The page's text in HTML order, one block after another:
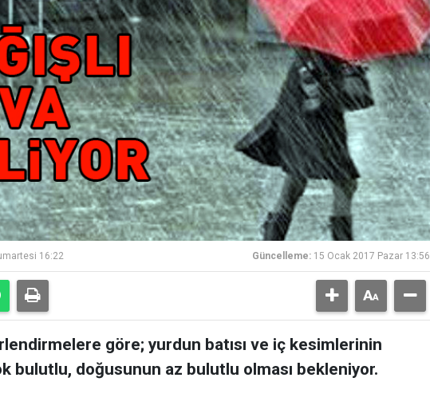
16:22 Güncelleme: 15 Ocak 2017 Pazar 13:56
göre; yurdun batısı ve iç kesimlerinin
bulutlu, doğusunun az bulutlu olması bekleniyor.